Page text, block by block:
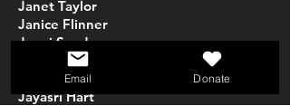
Janet Taylor
Janice Flinner
Janni Snyder
Jason Mitchell
Jay Russell
Jayasri Hart
Email Donate